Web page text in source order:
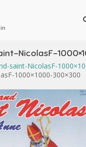
NicolasF-
saint-NicolasF-
1000×1000-300×300